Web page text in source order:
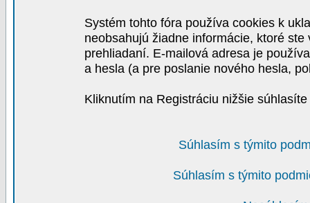
Systém tohto fóra používa cookies k
neobsahujú žiadne informácie, ktoré
prehliadaní. E-mailová adresa je
a hesla (a pre poslanie nového hesla,
Kliknutím na Registráciu nižšie
Súhlasím s týmito
Súhlasím s týmito